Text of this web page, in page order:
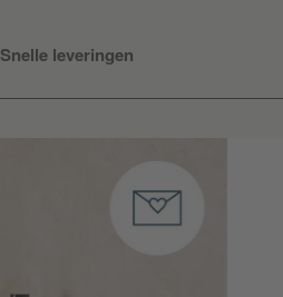
Snelle leveringen